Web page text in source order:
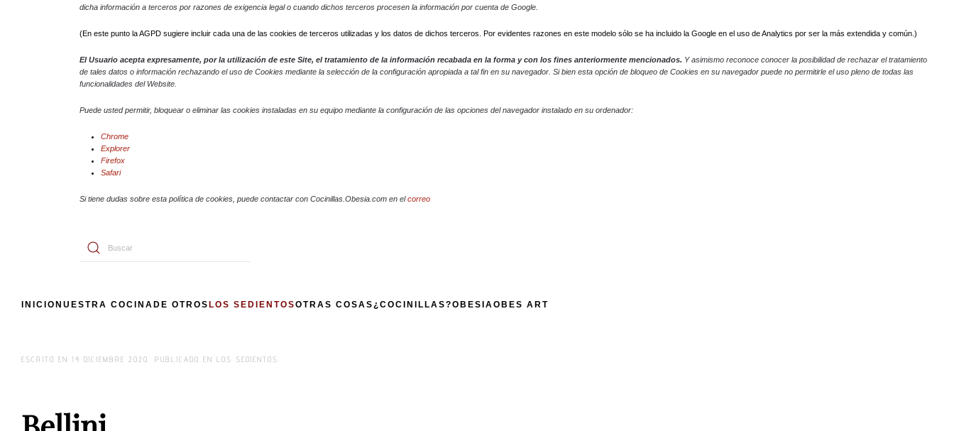
dicha información a terceros por razones de exigencia legal o cuando dichos terceros procesen la información por cuenta de Google.
(En este punto la AGPD sugiere incluir cada una de las cookies de terceros utilizadas y los datos de dichos terceros. Por evidentes razones en este modelo sólo se ha incluido la Google en el uso de Analytics por ser la más extendida y común.)
El Usuario acepta expresamente, por la utilización de este Site, el tratamiento de la información recabada en la forma y con los fines anteriormente mencionados. Y asimismo reconoce conocer la posibilidad de rechazar el tratamiento
de tales datos o información rechazando el uso de Cookies mediante la selección de la configuración apropiada a tal fin en su navegador. Si bien esta opción de bloqueo de Cookies en su navegador puede no permitirle el uso pleno de todas las
funcionalidades del Website.
Puede usted permitir, bloquear o eliminar las cookies instaladas en su equipo mediante la configuración de las opciones del navegador instalado en su ordenador:
Chrome
Explorer
Firefox
Safari
Si tiene dudas sobre esta política de cookies, puede contactar con Cocinillas.Obesia.com en elcorreo
INICIONUESTRA COCINA DE OTROSLOS SEDIENTOSOTRAS COSAS ¿COCINILLAS?OBESIA OBES ART
ESCRITO EN 14 DICIEMBRE 2020. PUBLICADO EN LOS SEDIENTOS.